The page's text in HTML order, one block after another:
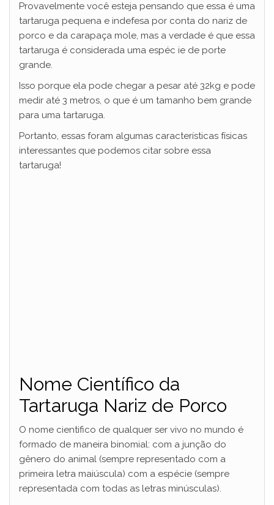
Provavelmente você esteja pensando que essa é uma
tartaruga pequena e indefesa por conta do nariz de
porco e da carapaça mole, mas a verdade é que essa
tartaruga é considerada uma espéc ie de porte
grande.
Isso porque ela pode chegar a pesar até 32kg e pode
medir até 3 metros, o que é um tamanho bem grande
para uma tartaruga.
Portanto, essas foram algumas características físicas
interessantes que podemos citar sobre essa
tartaruga!
Nome Científico da
Tartaruga Nariz de Porco
O nome cientifico de qualquer ser vivo no mundo é
formado de maneira binomial: com a junção do
gênero do animal (sempre representado com a
primeira letra maiúscula) com a espécie (sempre
representada com todas as letras minúsculas).